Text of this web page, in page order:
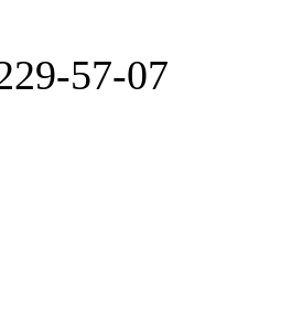
57-07